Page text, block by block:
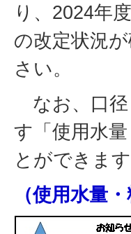
り、2024年
の改定状況
さい。
なお、口径
す「使用水
とができます
（使用水量